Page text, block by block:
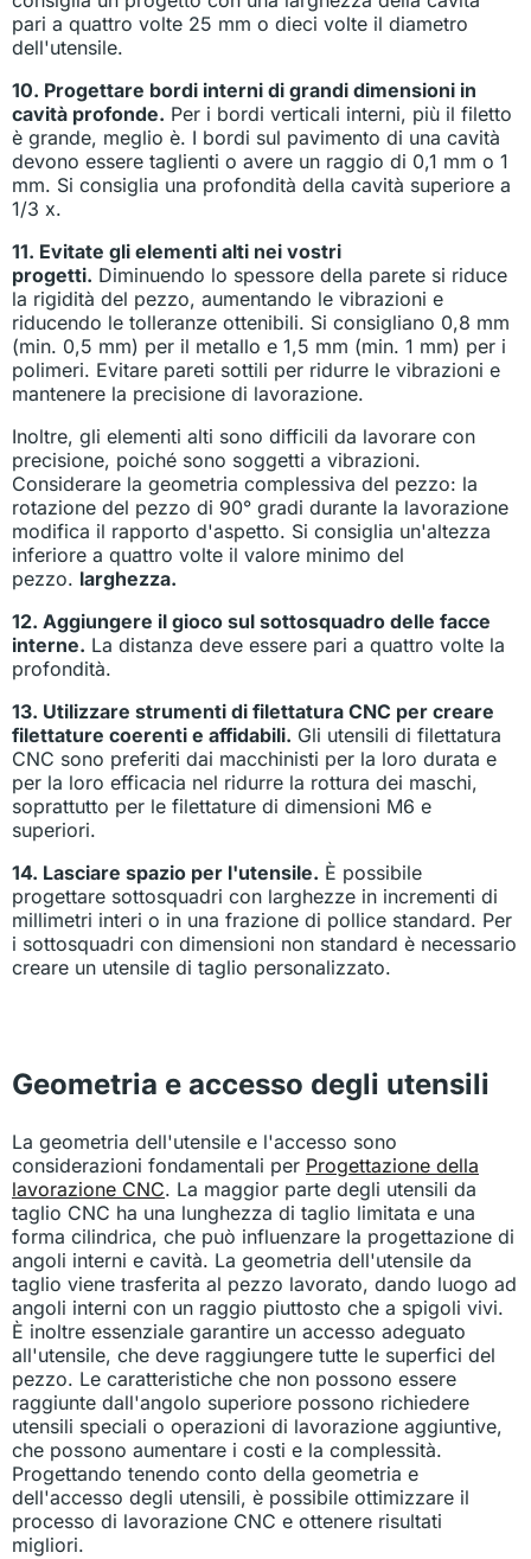
pari a quattro volte 25 mm o dieci volte il diametro
dell'utensile.
10. Progettare bordi interni di grandi dimensioni in
cavità profonde. Per i bordi verticali interni, più il filetto
è grande, meglio è. I bordi sul pavimento di una cavità
devono essere taglienti o avere un raggio di 0,1 mm o 1
mm. Si consiglia una profondità della cavità superiore a
1/3 x.
11. Evitate gli elementi alti nei vostri
progetti. Diminuendo lo spessore della parete si riduce
la rigidità del pezzo, aumentando le vibrazioni e
riducendo le tolleranze ottenibili. Si consigliano 0,8 mm
(min. 0,5 mm) per il metallo e 1,5 mm (min. 1 mm) per i
polimeri. Evitare pareti sottili per ridurre le vibrazioni e
mantenere la precisione di lavorazione.
Inoltre, gli elementi alti sono difficili da lavorare con
precisione, poiché sono soggetti a vibrazioni.
Considerare la geometria complessiva del pezzo: la
rotazione del pezzo di 90° gradi durante la lavorazione
modifica il rapporto d'aspetto. Si consiglia un'altezza
inferiore a quattro volte il valore minimo del
pezzo. larghezza.
12. Aggiungere il gioco sul sottosquadro delle facce
interne. La distanza deve essere pari a quattro volte la
profondità.
13. Utilizzare strumenti di filettatura CNC per creare
filettature coerenti e affidabili. Gli utensili di filettatura
CNC sono preferiti dai macchinisti per la loro durata e
per la loro efficacia nel ridurre la rottura dei maschi,
soprattutto per le filettature di dimensioni M6 e
superiori.
14. Lasciare spazio per l'utensile. È possibile
progettare sottosquadri con larghezze in incrementi di
millimetri interi o in una frazione di pollice standard. Per
i sottosquadri con dimensioni non standard è necessario
creare un utensile di taglio personalizzato.
Geometria e accesso degli utensili
La geometria dell'utensile e l'accesso sono
considerazioni fondamentali per Progettazione della
lavorazione CNC. La maggior parte degli utensili da
taglio CNC ha una lunghezza di taglio limitata e una
forma cilindrica, che può influenzare la progettazione di
angoli interni e cavità. La geometria dell'utensile da
taglio viene trasferita al pezzo lavorato, dando luogo ad
angoli interni con un raggio piuttosto che a spigoli vivi.
È inoltre essenziale garantire un accesso adeguato
all'utensile, che deve raggiungere tutte le superfici del
pezzo. Le caratteristiche che non possono essere
raggiunte dall'angolo superiore possono richiedere
utensili speciali o operazioni di lavorazione aggiuntive,
che possono aumentare i costi e la complessità.
Progettando tenendo conto della geometria e
dell'accesso degli utensili, è possibile ottimizzare il
processo di lavorazione CNC e ottenere risultati
migliori.